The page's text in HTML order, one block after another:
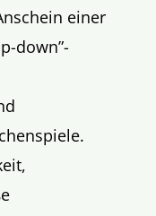
einer
down”-